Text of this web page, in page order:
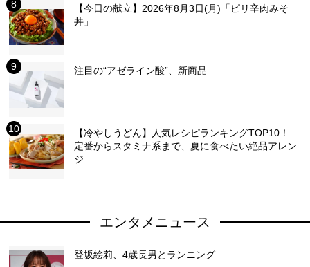
【今日の献立】2026年8月3日(月)「ピリ辛肉みそ
丼」
注目の“アゼライン酸”、新商品
【冷やしうどん】人気レシピランキングTOP10！
定番からスタミナ系まで、夏に食べたい絶品アレン
ジ
エンタメニュース
登坂絵莉、4歳長男とランニング